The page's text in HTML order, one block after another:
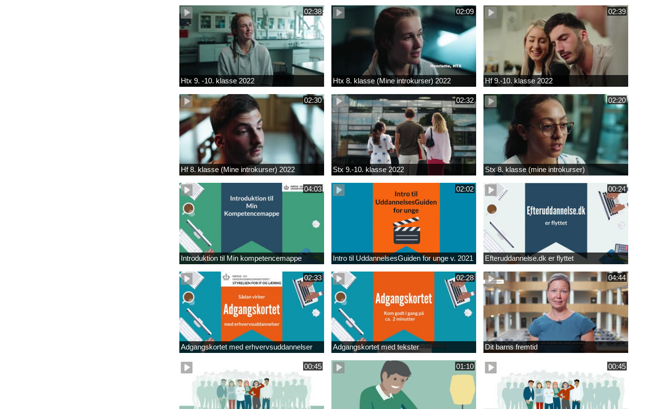
02:38
Htx 9. -10. klasse 2022
02:09
Htx 8. klasse (Mine introkurser) 2022
02:39
Hf 9.-10. klasse 2022
02:30
Hf 8. klasse (Mine introkurser) 2022
02:32
Stx 9.-10. klasse 2022
02:20
Stx 8. klasse (mine introkurser)
04:03
Introduktion til Min kompetencemappe
02:02
Intro til UddannelsesGuiden for unge v. 2021
00:24
Efteruddannelse.dk er flyttet
02:33
Adgangskortet med erhvervsuddannelser
02:28
Adgangskortet med tekster
04:44
Dit barns fremtid
00:45 01:10 00:45